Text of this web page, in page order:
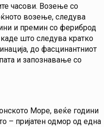
часови. Возење со
возење, следува
и премин со фериброд
што следува кратко
до фасцинантниот
и запознавање со
Море, веќе години
– пријатен одмор од една